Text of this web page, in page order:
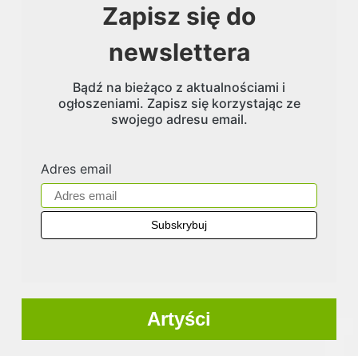
Zapisz się do
newslettera
Bądź na bieżąco z aktualnościami i
ogłoszeniami. Zapisz się korzystając ze
swojego adresu email.
Adres email
Artyści